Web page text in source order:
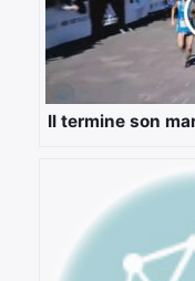
Il termine son